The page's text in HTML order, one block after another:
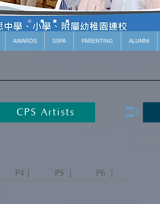
AWARDS SSPA PARENTING ALUMNI
CPS Artists
P4｜ P5 ｜ P6 ｜